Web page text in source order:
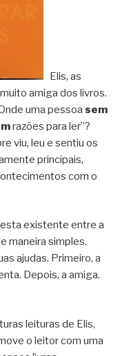
Elis, as
amiga dos livros.
uma pessoa sem
razões para ler”?
viu, leu e sentiu os
principais,
com o
existente entre a
maneira simples,
ajudas. Primeiro, a
Depois, a amiga.
leituras de Elis,
o leitor com uma